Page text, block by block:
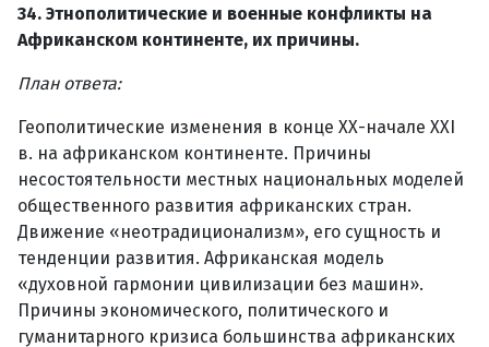
34. Этнополитические и военные конфликты на
Африканском континенте, их причины.
План ответа:
Геополитические изменения в конце ХХ-начале XXI
в. на африканском континенте. Причины
несостоятельности местных национальных моделей
общественного развития африканских стран.
Движение «неотрадиционализм», его сущность и
тенденции развития. Африканская модель
«духовной гармонии цивилизации без машин».
Причины экономического, политического и
гуманитарного кризиса большинства африканских